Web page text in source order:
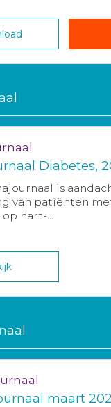
Diabetes,
is
van patiënten
hart-...
maart